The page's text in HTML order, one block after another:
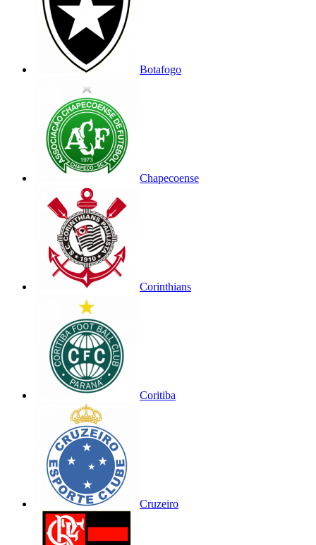
Botafogo
Chapecoense
Corinthians
Coritiba
Cruzeiro